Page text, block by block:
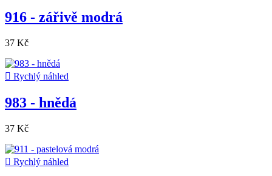
916 - zářivě modrá
37 Kč
 Rychlý náhled
983 - hnědá
37 Kč
 Rychlý náhled